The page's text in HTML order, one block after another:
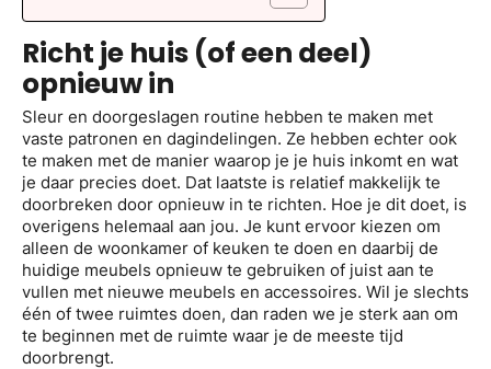
Richt je huis (of een deel)
opnieuw in
Sleur en doorgeslagen routine hebben te maken met
vaste patronen en dagindelingen. Ze hebben echter ook
te maken met de manier waarop je je huis inkomt en wat
je daar precies doet. Dat laatste is relatief makkelijk te
doorbreken door opnieuw in te richten. Hoe je dit doet, is
overigens helemaal aan jou. Je kunt ervoor kiezen om
alleen de woonkamer of keuken te doen en daarbij de
huidige meubels opnieuw te gebruiken of juist aan te
vullen met nieuwe meubels en accessoires. Wil je slechts
één of twee ruimtes doen, dan raden we je sterk aan om
te beginnen met de ruimte waar je de meeste tijd
doorbrengt.